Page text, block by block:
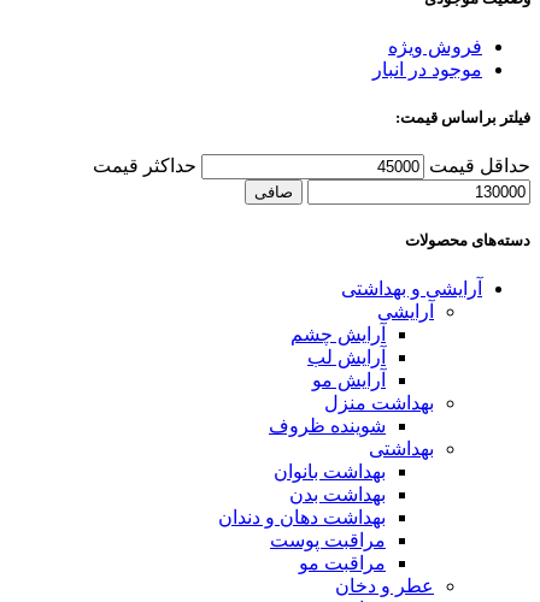
فروش ویژه
موجود در انبار
فیلتر براساس قیمت:
حداقل قیمت حداكثر قيمت
صافی
دسته‌های محصولات
آرایشی و بهداشتی
آرایشی
آرایش چشم
آرایش لب
آرایش مو
بهداشت منزل
شوینده ظروف
بهداشتی
بهداشت بانوان
بهداشت بدن
بهداشت دهان و دندان
مراقبت پوست
مراقبت مو
عطر و دخان